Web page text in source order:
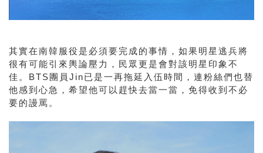
其實在南韓服役是必須要完成的事情，如果明星逃兵將
很有可能引來輿論壓力，民眾更是會對該明星印象不
佳。 BTS 團員 Jin已是一再拖延入伍時間，連粉絲們也替
他感到心急，希望他可以趕快去當一當，免得收到不必
要的謾罵。